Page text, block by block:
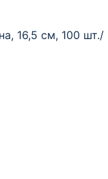
16,5 см, 100 шт./